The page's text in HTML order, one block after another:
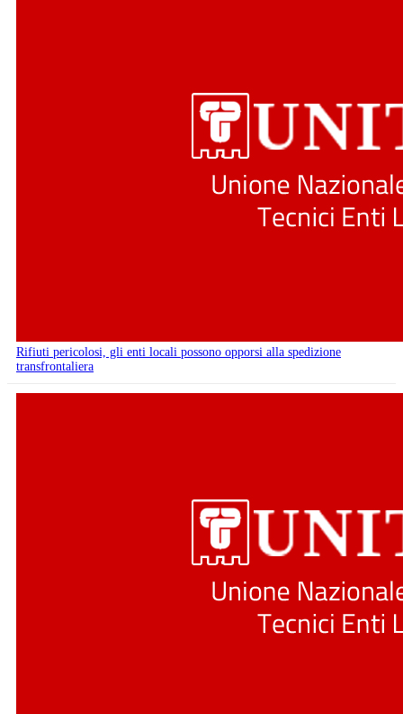
Rifiuti pericolosi, gli enti locali possono opporsi alla spedizione
transfrontaliera